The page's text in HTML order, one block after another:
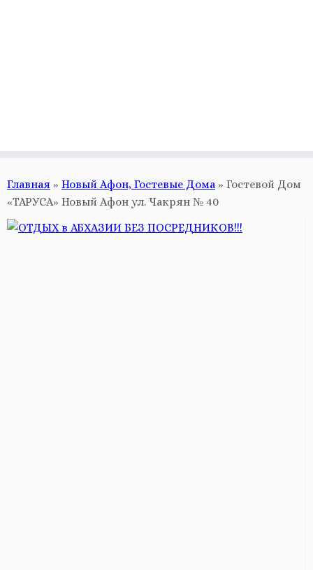
Главная » Новый Афон, Гостевые Дома » Гостевой Дом
«ТАРУСА» Новый Афон ул. Чакрян № 40